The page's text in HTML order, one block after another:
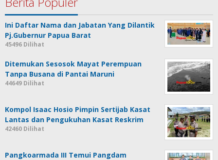
Ini Daftar Nama dan Jabatan Yang Dilantik
Pj.Gubernur Papua Barat
45496 Dilihat
Ditemukan Sesosok Mayat Perempuan
Tanpa Busana di Pantai Maruni
44649 Dilihat
Kompol Isaac Hosio Pimpin Sertijab Kasat
Lantas dan Pengukuhan Kasat Reskrim
42460 Dilihat
Pangkoarmada III Temui Pangdam